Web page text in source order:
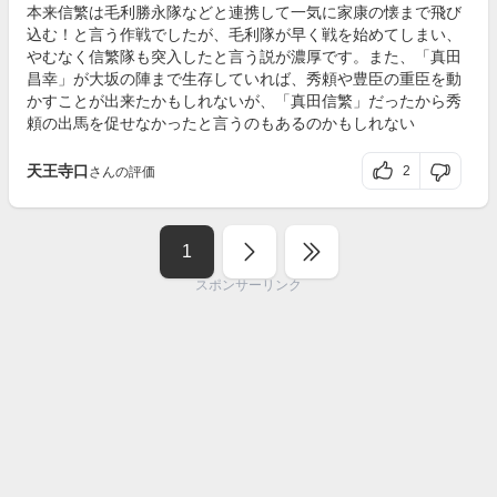
本来信繁は毛利勝永隊などと連携して一気に家康の懐まで飛び
込む！と言う作戦でしたが、毛利隊が早く戦を始めてしまい、
やむなく信繁隊も突入したと言う説が濃厚です。また、「真田
昌幸」が大坂の陣まで生存していれば、秀頼や豊臣の重臣を動
かすことが出来たかもしれないが、「真田信繁」だったから秀
頼の出馬を促せなかったと言うのもあるのかもしれない
天王寺口 さんの評価 2
1
スポンサーリンク